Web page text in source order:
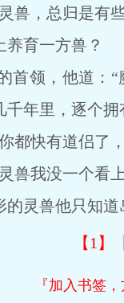
，总归是有
育一方兽？
领，他道：“
年里，逐个拥
快有道侣了
我没一个看
灵兽他只知道
【1】
『加入书签